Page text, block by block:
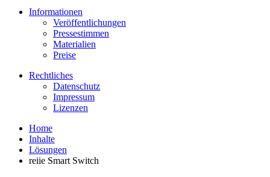
Informationen
Veröffentlichungen
Pressestimmen
Materialien
Preise
Rechtliches
Datenschutz
Impressum
Lizenzen
Home
Inhalte
Lösungen
reiie Smart Switch